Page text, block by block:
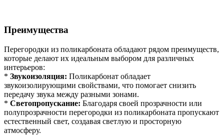
Преимущества
Перегородки из поликарбоната обладают рядом преимуществ,
которые делают их идеальным выбором для различных
интерьеров:
* Звукоизоляция: Поликарбонат обладает
звукоизолирующими свойствами, что помогает снизить
передачу звука между разными зонами.
* Светопропускание: Благодаря своей прозрачности или
полупрозрачности перегородки из поликарбоната пропускают
естественный свет, создавая светлую и просторную
атмосферу.